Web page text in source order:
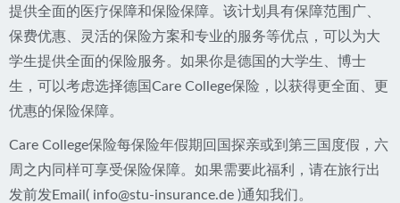
提供全面的医疗保障和保险保障。该计划具有保障范围广、
保费优惠、灵活的保险方案和专业的服务等优点，可以为大
学生提供全面的保险服务。如果你是德国的大学生、博士
生，可以考虑选择德国Care College保险，以获得更全面、更
优惠的保险保障。
Care College保险每保险年假期回国探亲或到第三国度假，六
周之内同样可享受保险保障。如果需要此福利，请在旅行出
发前发Email( info@stu-insurance.de )通知我们。